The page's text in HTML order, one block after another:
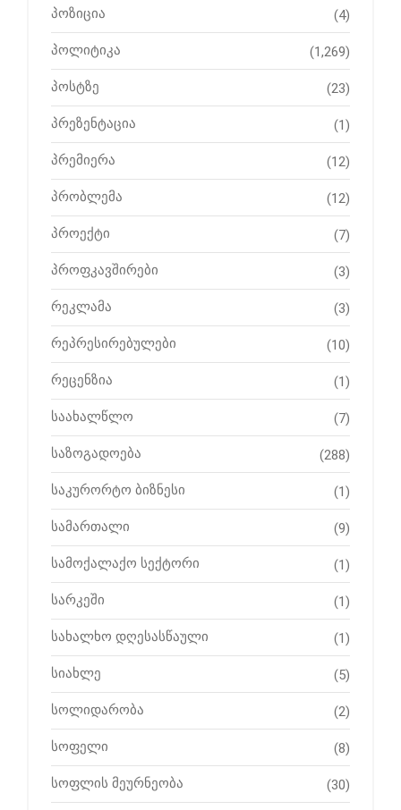
პოზიცია (4)
პოლიტიკა (1,269)
პოსტზე (23)
პრეზენტაცია (1)
პრემიერა (12)
პრობლემა (12)
პროექტი (7)
პროფკავშირები (3)
რეკლამა (3)
რეპრესირებულები (10)
რეცენზია (1)
საახალწლო (7)
საზოგადოება (288)
საკურორტო ბიზნესი (1)
სამართალი (9)
სამოქალაქო სექტორი (1)
სარკეში (1)
სახალხო დღესასწაული (1)
სიახლე (5)
სოლიდარობა (2)
სოფელი (8)
სოფლის მეურნეობა (30)